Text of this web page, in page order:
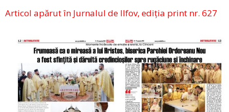
Articol apărut în Jurnalul de Ilfov, ediția print nr. 627